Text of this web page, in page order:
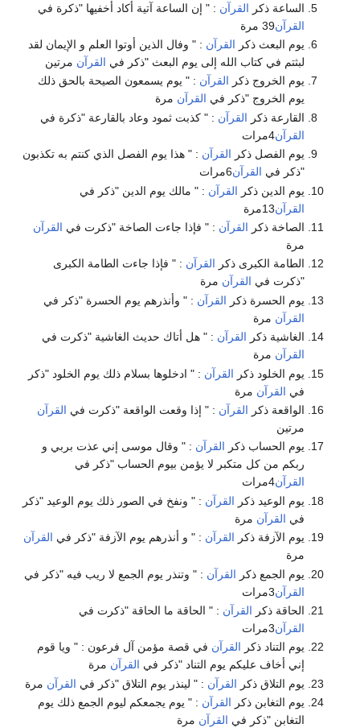
الساعة ذكر القرآن : " إن الساعة آتية أكاد أخفيها "ذكرة في
القرآن39 مرة
يوم البعث ذكر القرآن : " وفال الذين أوتوا العلم و الإيمان لقد
لبثتم في كتاب الله إلى يوم البعث "ذكر في القرآن مرتين
يوم الخروج ذكر القرآن : " يوم يسمعون الصيحة بالحق ذلك
يوم الخروج "ذكر في القرآن مرة
القارعة ذكر القرآن : " كذبت ثمود وعاد بالقارعة "ذكرة في
القرآن4مرات
يوم الفصل ذكر القرآن : " هذا يوم الفصل الذي كنتم به تكذبون
"ذكر في القرآن6مرات
يوم الدين ذكر القرآن : " مالك يوم الدين "ذكر في
القرآن13مرة
الصاخة ذكر القرآن : " فإذا جاءت الصاخة "ذكرت في القرآن
مرة
الطامة الكبرى ذكر القرآن : " فإذا جاءت الطامة الكبرى
"ذكرت في القرآن مرة
يوم الحسرة ذكر القرآن : " وأنذرهم يوم الحسرة "ذكر في
القرآن مرة
الغاشية ذكر القرآن : " هل أتاك حديث الغاشية "ذكرت في
القرآن مرة
يوم الخلود ذكر القرآن : " ادخلوها بسلام ذلك يوم الخلود "ذكر
في القرآن مرة
الواقعة ذكر القرآن : " إذا وقعت الواقعة "ذكرت في القرآن
مرتين
يوم الحساب ذكر القرآن : " وقال موسى إني عذت بربي و
ربكم من كل متكبر لا يؤمن بيوم الحساب "ذكر في
القرآن4مرات
يوم الوعيد ذكر القرآن : " ونفخ في الصور ذلك يوم الوعيد "ذكر
في القرآن مرة
يوم الآزفة ذكر القرآن : " و أنذرهم يوم الآزفة "ذكر في القرآن
مرة
يوم الجمع ذكر القرآن : " وتنذر يوم الجمع لا ريب فيه "ذكر في
القرآن3مرات
الحاقة ذكر القرآن : " الحاقة ما الحاقة "ذكرت في
القرآن3مرات
يوم التناد ذكر القرآن في قصة مؤمن آل فرعون : " ويا قوم
إني أخاف عليكم يوم التناد "ذكر في القرآن مرة
يوم التلاق ذكر القرآن : " لينذر يوم التلاق "ذكر في القرآن مرة
يوم التغابن ذكر القرآن : " يوم يجمعكم ليوم الجمع ذلك يوم
التغابن "ذكر في القرآن مرة